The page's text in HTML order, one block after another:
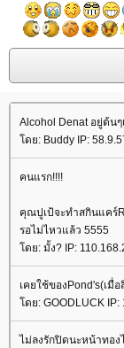
Alcohol Denat อยู่ต้น
ดย: Buddy IP:
คนแรก!!!!
คุณปูเป้จะทำสกินแคร์
รอไม่ไหวแล้ว 5555
ดย: มั้ง? IP:
เคยใช้ของPond's(เมื่
ดย: GOODLUCK IP:
ไม่ลงรักปิดนะหน้าทอง